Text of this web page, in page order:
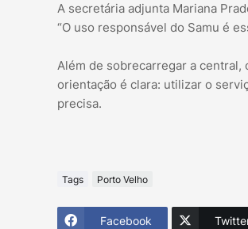
A secretária adjunta Mariana
“O uso responsável do Samu é
Além de sobrecarregar a
orientação é clara: utilizar o
precisa.
Tags Porto Velho
Facebook